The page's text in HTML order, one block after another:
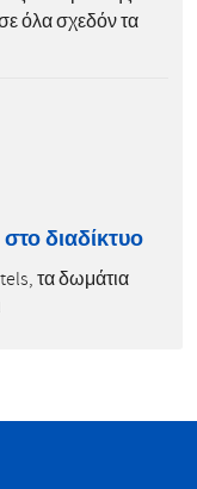
όλα σχεδόν τα
διαδίκτυο
τα δωμάτια